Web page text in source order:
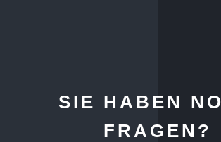
SIE HABEN
FRAGEN?